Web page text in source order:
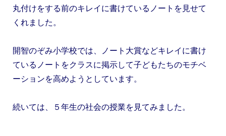
丸付けをする前のキレイに書けているノートを見せて
くれました。
開智のぞみ小学校では、ノート大賞などキレイに書け
ているノートをクラスに掲示して子どもたちのモチベ
ーションを高めようとしています。
続いては、５年生の社会の授業を見てみました。